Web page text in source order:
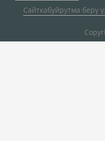
Сайткабуйрутма берү